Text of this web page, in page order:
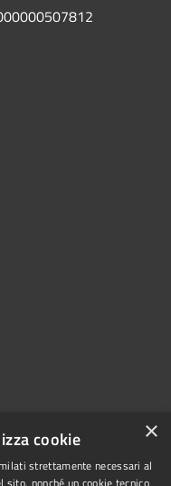
×
cookie
strettamente necessari al